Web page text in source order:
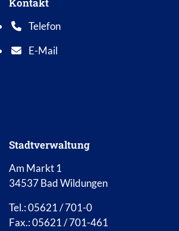
Telefon
Telefonnummer: 0 5 6 2 1 7 0 1 0
E-Mail
E-Mail Adresse: info@bad-wildungen.de
Stadtverwaltung
Am Markt 1
34537 Bad Wildungen
Tel.: 05621 / 701-0
Fax.: 05621 / 701-461